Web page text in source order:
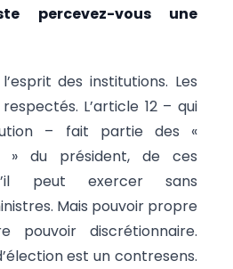
percevez-vous une
des institutions. Les
L’article 12 – qui
– fait partie des «
» du président, de ces
peut exercer sans
Mais pouvoir propre
pouvoir discrétionnaire.
est un contresens.